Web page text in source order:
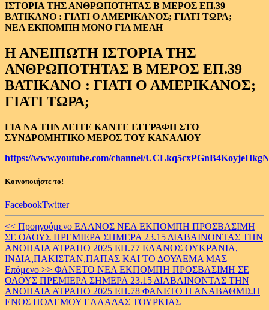
ΝΕΑ ΕΚΠΟΜΠΗ ΜΟΝΟ ΓΙΑ ΜΕΛΗ
Η ΑΝΕΙΠΩΤΗ ΙΣΤΟΡΙΑ ΤΗΣ
ΑΝΘΡΩΠΟΤΗΤΑΣ Β ΜΕΡΟΣ ΕΠ.39
ΒΑΤΙΚΑΝΟ : ΓΙΑΤΙ Ο ΑΜΕΡΙΚΑΝΟΣ;
ΓΙΑΤΙ ΤΩΡΑ;
ΓΙΑ ΝΑ ΤΗΝ ΔΕΙΤΕ ΚΑΝΤΕ ΕΓΓΡΑΦΗ ΣΤΟ
ΣΥΝΔΡΟΜΗΤΙΚΟ ΜΕΡΟΣ ΤΟΥ ΚΑΝΑΛΙΟΥ
https://www.youtube.com/channel/
Κοινοποιήστε το!
FacebookTwitter
Continue
Reading
<< Προηγούμενο ΕΛΑΝΟΣ ΝΕΑ ΕΚΠΟΜΠΗ ΠΡΟΣΒΑΣΙΜΗ
ΣΕ ΟΛΟΥΣ ΠΡΕΜΙΕΡΑ ΣΗΜΕΡΑ 23.15 ΔΙΑΒΑΙΝΟΝΤΑΣ ΤΗΝ
ΑΝΟΠΑΙΑ ΑΤΡΑΠΟ 2025 ΕΠ.77 ΕΛΑΝΟΣ ΟΥΚΡΑΝΙΑ,
ΙΝΔΙΑ,ΠΑΚΙΣΤΑΝ,ΠΑΠΑΣ ΚΑΙ ΤΟ ΔΟΥΛΕΜΑ ΜΑΣ
Επόμενο >> ΦΑΝΕΤΟ ΝΕΑ ΕΚΠΟΜΠΗ ΠΡΟΣΒΑΣΙΜΗ ΣΕ
ΟΛΟΥΣ ΠΡΕΜΙΕΡΑ ΣΗΜΕΡΑ 23.15 ΔΙΑΒΑΙΝΟΝΤΑΣ ΤΗΝ
ΑΝΟΠΑΙΑ ΑΤΡΑΠΟ 2025 ΕΠ.78 ΦΑΝΕΤΟ Η ΑΝΑΒΑΘΜΙΣΗ
ΕΝΟΣ ΠΟΛΕΜΟΥ ΕΛΛΑΔΑΣ ΤΟΥΡΚΙΑΣ